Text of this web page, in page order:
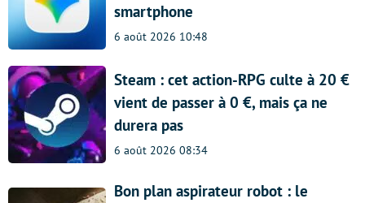
smartphone
6 août 2026 10:48
Steam : cet action-RPG culte à 20 €
vient de passer à 0 €, mais ça ne
durera pas
6 août 2026 08:34
Bon plan aspirateur robot : le